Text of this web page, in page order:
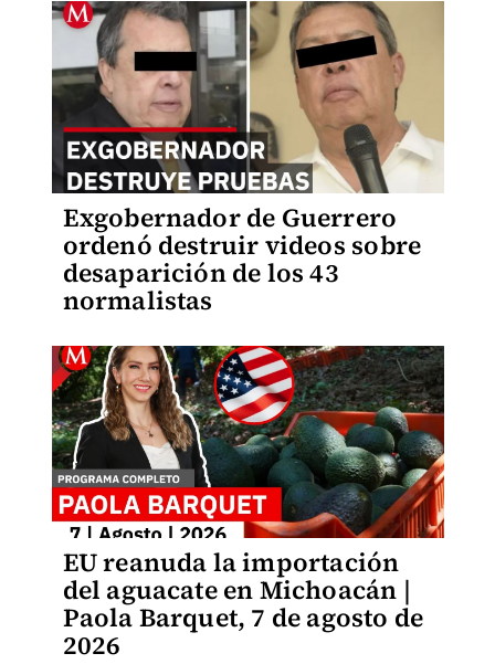
Exgobernador de Guerrero
ordenó destruir videos sobre
desaparición de los 43
normalistas
EU reanuda la importación
del aguacate en Michoacán |
Paola Barquet, 7 de agosto de
2026